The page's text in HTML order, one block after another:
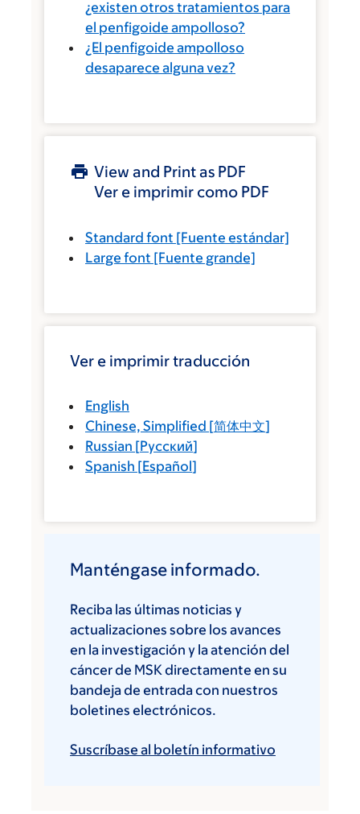
¿existen otros tratamientos para
el penfigoide ampolloso?
¿El penfigoide ampolloso
desaparece alguna vez?
View and Print as PDF
Ver e imprimir como PDF
Standard font [Fuente estándar]
Large font [Fuente grande]
Ver e imprimir traducción
English
Chinese, Simplified [简体中文]
Russian [Русский]
Spanish [Español]
Manténgase informado.
Reciba las últimas noticias y
actualizaciones sobre los avances
en la investigación y la atención del
cáncer de MSK directamente en su
bandeja de entrada con nuestros
boletines electrónicos.
Suscríbase al boletín informativo